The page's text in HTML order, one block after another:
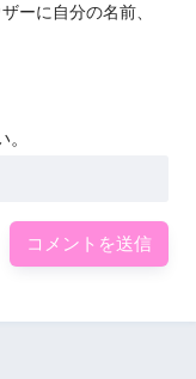
ーに自分の名前、